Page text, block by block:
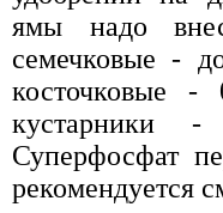
ямы надо
семечковые -
косточковые
кустарники -
Суперфосфат
рекомендуется